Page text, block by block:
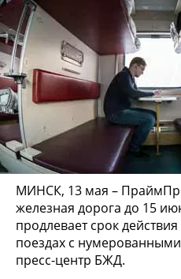
МИНСК, 13 мая –
железная дорога до 15
продлевает срок
поездах с
пресс-центр БЖД.